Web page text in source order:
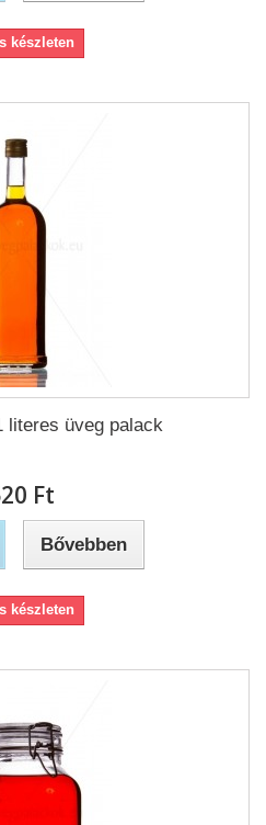
készleten
literes üveg palack
Ft‎
Bővebben
készleten